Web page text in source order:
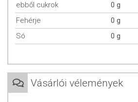
Szénhidrát: 0 g
Amelyből cukrok: 0 g
Fehérje: 0 g
Tárolás:
ebből cukrok
0 g
Fehérje
0 g
Só
0 g
Vásárlói vélemények